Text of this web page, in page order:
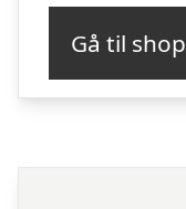
Gå til shop